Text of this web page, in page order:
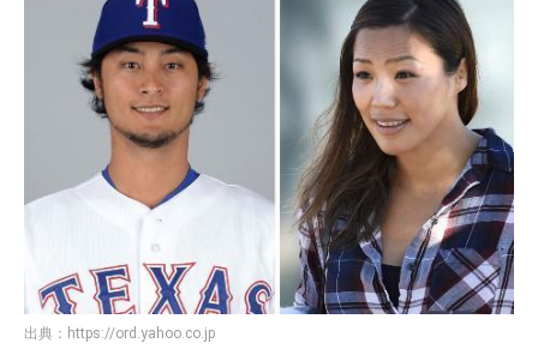
出典： https://ord.yahoo.co.jp